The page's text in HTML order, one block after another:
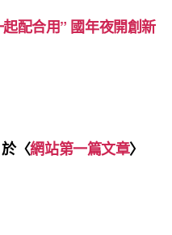
配合用” 國年夜開創新
〈網站第一篇文章〉